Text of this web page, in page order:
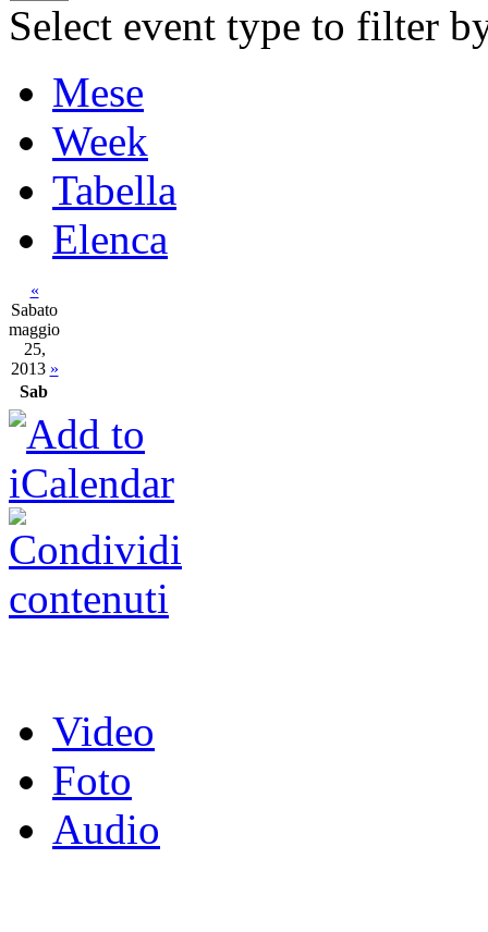
Select event type to filter
Mese
Week
Tabella
Elenca
«
Sabato
maggio
25,
2013 »
Sab
Video
Foto
Audio